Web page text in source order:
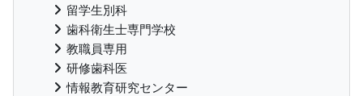
留学生別科
歯科衛生士専門学校
教職員専用
研修歯科医
情報教育研究センター